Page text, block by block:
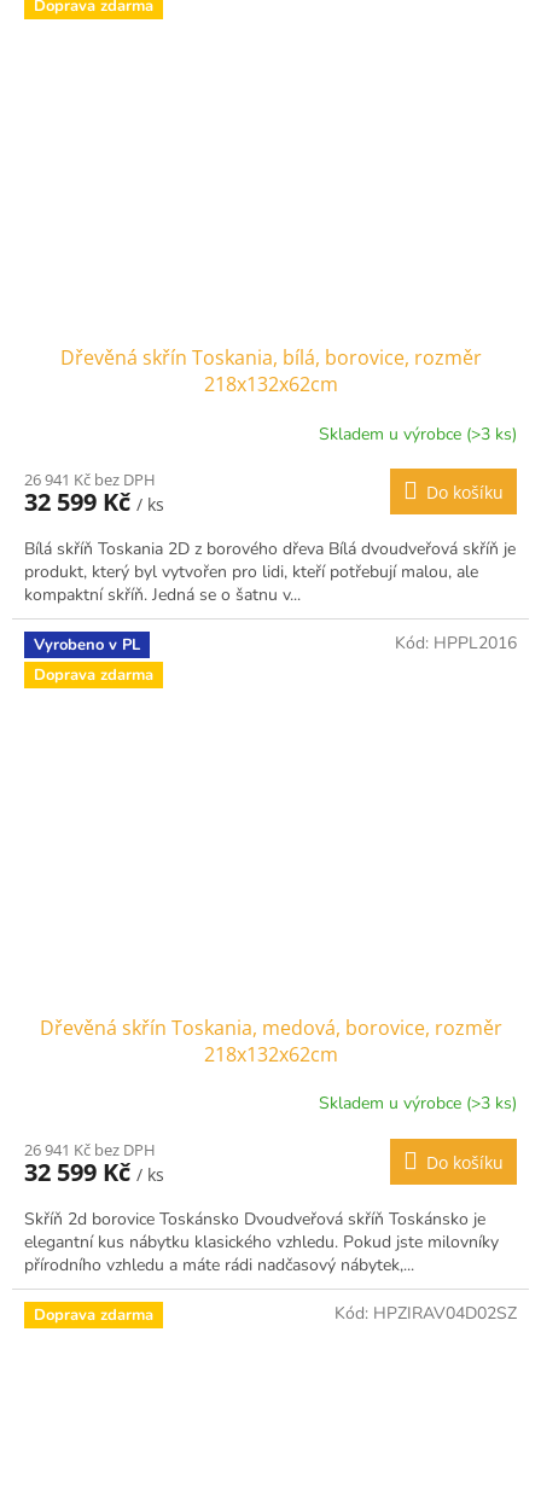
Doprava zdarma
Dřevěná skřín Toskania, bílá, borovice, rozměr
218x132x62cm
Skladem u výrobce (>3 ks)
26 941 Kč bez DPH
32 599 Kč / ks
Do košíku
Bílá skříň Toskania 2D z borového dřeva Bílá dvoudveřová skříň je
produkt, který byl vytvořen pro lidi, kteří potřebují malou, ale
kompaktní skříň. Jedná se o šatnu v...
Vyrobeno v PL
Doprava zdarma
Dřevěná skřín Toskania, medová, borovice, rozměr
218x132x62cm
Skladem u výrobce (>3 ks)
26 941 Kč bez DPH
32 599 Kč / ks
Do košíku
Skříň 2d borovice Toskánsko Dvoudveřová skříň Toskánsko je
elegantní kus nábytku klasického vzhledu. Pokud jste milovníky
přírodního vzhledu a máte rádi nadčasový nábytek,...
Kód: HPPL2016
Doprava zdarma Kód: HPZIRAV04D02SZ